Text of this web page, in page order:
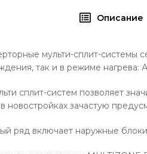
Описание
мульти-сплит-системы
так и в режиме нагрева:
сплит-систем позволяет
новостройках зачастую
ряд включает наружные блоки